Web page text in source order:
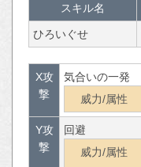
スキル名
ひろいぐせ
X攻
撃
気合いの一発
威力/属性
Y攻
撃
回避
威力/属性